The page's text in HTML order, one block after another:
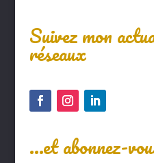
Suivez mon
réseaux
…et abonnez-